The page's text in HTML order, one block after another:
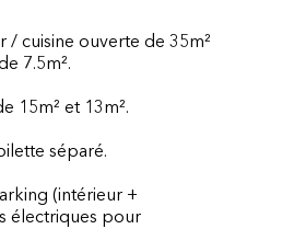
/ cuisine ouverte de 35m²
7.5m².
15m² et 13m².
séparé.
(intérieur +
électriques pour